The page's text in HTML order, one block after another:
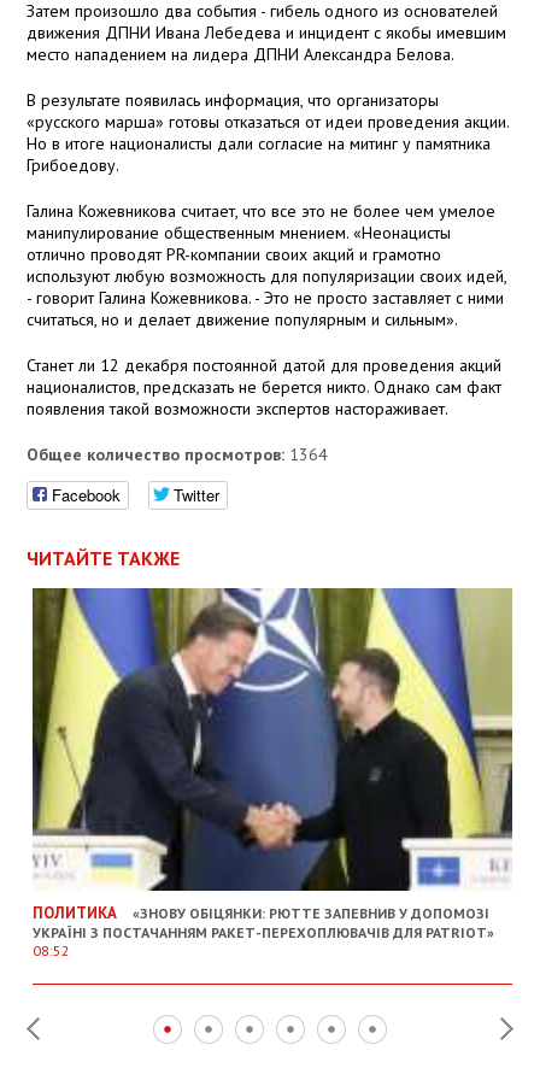
Затем произошло два события - гибель одного из основателей
движения ДПНИ Ивана Лебедева и инцидент с якобы имевшим
место нападением на лидера ДПНИ Александра Белова.
В результате появилась информация, что организаторы
«русского марша» готовы отказаться от идеи проведения акции.
Но в итоге националисты дали согласие на митинг у памятника
Грибоедову.
Галина Кожевникова считает, что все это не более чем умелое
манипулирование общественным мнением. «Неонацисты
отлично проводят PR-компании своих акций и грамотно
используют любую возможность для популяризации своих идей,
- говорит Галина Кожевникова. - Это не просто заставляет с ними
считаться, но и делает движение популярным и сильным».
Станет ли 12 декабря постоянной датой для проведения акций
националистов, предсказать не берется никто. Однако сам факт
появления такой возможности экспертов настораживает.
Общее количество просмотров: 1364
Facebook Twitter
ЧИТАЙТЕ ТАКЖЕ
ПОЛИТИКА
«ЗНОВУ ОБІЦЯНКИ: РЮТТЕ ЗАПЕВНИВ У ДОПОМОЗІ
УКРАЇНІ З ПОСТАЧАННЯМ РАКЕТ-ПЕРЕХОПЛЮВАЧІВ ДЛЯ PATRIOT»
08:52